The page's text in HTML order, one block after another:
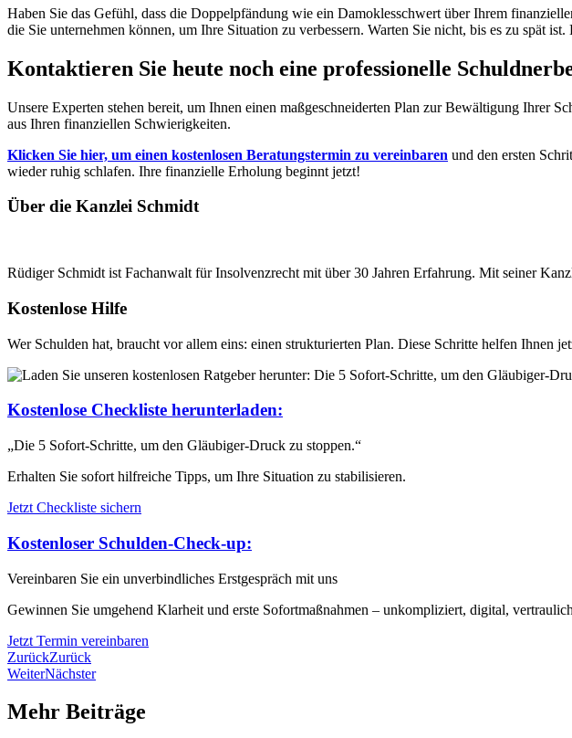
Haben Sie das Gefühl, dass die Doppelpfändung wie ein Damoklesschwert über Ihrem
die Sie unternehmen können, um Ihre Situation zu verbessern. Warten Sie nicht, bis es zu spät
Kontaktieren Sie heute noch eine professionelle
Unsere Experten stehen bereit, um Ihnen einen maßgeschneiderten Plan zur Bewältigung Ihrer
aus Ihren finanziellen Schwierigkeiten.
Klicken Sie hier, um einen kostenlosen Beratungstermin zu vereinbaren und den ersten
wieder ruhig schlafen. Ihre finanzielle Erholung beginnt jetzt!
Über die Kanzlei Schmidt
Rüdiger Schmidt ist Fachanwalt für Insolvenzrecht mit über 30 Jahren Erfahrung. Mit seiner
Kostenlose Hilfe
Wer Schulden hat, braucht vor allem eins: einen strukturierten Plan. Diese Schritte helfen Ihnen
Kostenlose Checkliste herunterladen:
„Die 5 Sofort-Schritte, um den Gläubiger-Druck zu stoppen.“
Erhalten Sie sofort hilfreiche Tipps, um Ihre Situation zu stabilisieren.
Jetzt Checkliste sichern
Kostenloser Schulden-Check-up:
Vereinbaren Sie ein unverbindliches Erstgespräch mit uns
Gewinnen Sie umgehend Klarheit und erste Sofortmaßnahmen – unkompliziert, digital,
Jetzt Termin vereinbaren
ZurückZurück
WeiterNächster
Mehr Beiträge